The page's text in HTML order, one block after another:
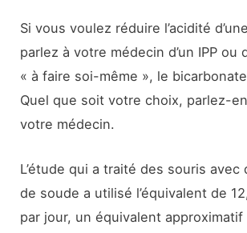
Si vous voulez réduire l’acidité
parlez à votre médecin d’un IPP ou
« à faire soi-même », le
Quel que soit votre choix, parlez-en
votre médecin.
L’étude qui a traité des souris avec
de soude a utilisé l’équivalent de
par jour, un équivalent approximatif